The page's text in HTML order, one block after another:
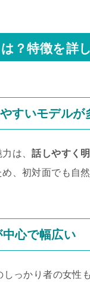
？特徴を詳
すいモデルが
力は、話しやすく
、初対面でも自
心で幅広い
っかり者の女性も